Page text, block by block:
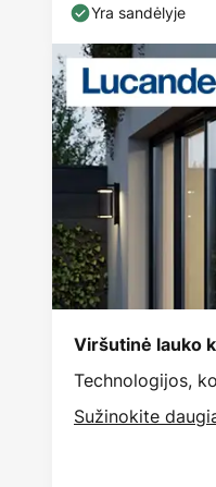
Yra sandėlyje
Viršutinė lauko
Technologijos,
Sužinokite